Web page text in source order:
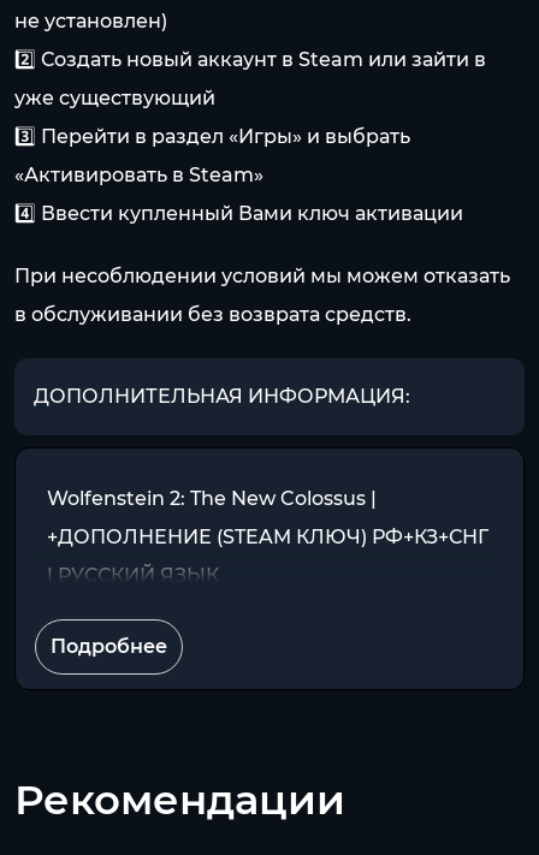
не установлен)
2️⃣ Создать новый аккаунт в Steam или зайти в
уже существующий
3️⃣ Перейти в раздел «Игры» и выбрать
«Активировать в Steam»
4️⃣ Ввести купленный Вами ключ активации
При несоблюдении условий мы можем отказать
в обслуживании без возврата средств.
ДОПОЛНИТЕЛЬНАЯ ИНФОРМАЦИЯ:
Wolfenstein 2: The New Colossus |
+ДОПОЛНЕНИЕ (STEAM КЛЮЧ) РФ+КЗ+СНГ
| РУССКИЙ ЯЗЫК
Подробнее
Рекомендации